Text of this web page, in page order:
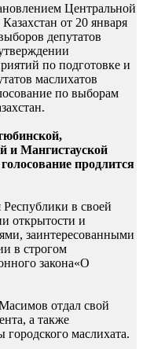
Центральной
от 20 января
депутатов
по подготовке и
маслихатов
по выборам
и Мангистауской
продлится
Республики в своей
открытости и
заинтересованными
в строгом
закона«О
отдал свой
а также
городского маслихата.